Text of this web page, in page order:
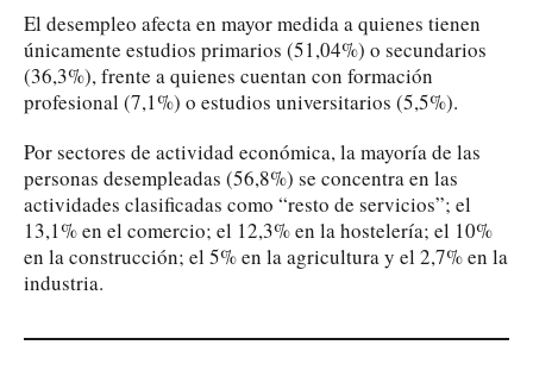
El desempleo afecta en mayor medida a quienes tienen
únicamente estudios primarios (51,04%) o secundarios
(36,3%), frente a quienes cuentan con formación
profesional (7,1%) o estudios universitarios (5,5%).
Por sectores de actividad económica, la mayoría de las
personas desempleadas (56,8%) se concentra en las
actividades clasificadas como “resto de servicios”; el
13,1% en el comercio; el 12,3% en la hostelería; el 10%
en la construcción; el 5% en la agricultura y el 2,7% en la
industria.